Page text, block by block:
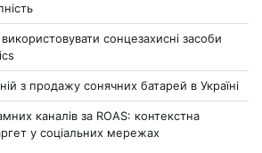
сонцезахисні засоби
з продажу сонячних батарей в Україні
каналів за ROAS: контекстна
у соціальних мережах